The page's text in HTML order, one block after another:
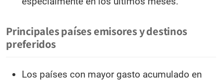
Principales países emisores y destinos
preferidos
Los países con mayor gasto acumulado en